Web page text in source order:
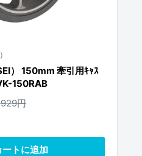
） 150mm 牽引用ｷｬｽ
150RAB
円
ートに追加